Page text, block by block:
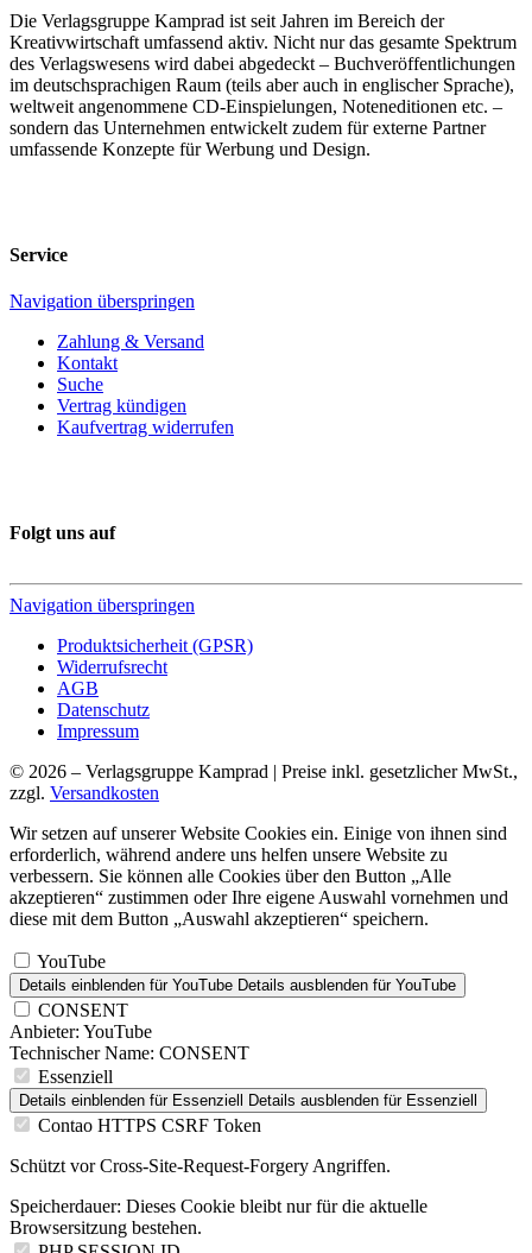
Die Verlagsgruppe Kamprad ist seit Jahren im Bereich der
Kreativwirtschaft umfassend aktiv. Nicht nur das gesamte Spektrum
des Verlagswesens wird dabei abgedeckt – Buchveröffentlichungen
im deutschsprachigen Raum (teils aber auch in englischer Sprache),
weltweit angenommene CD-Einspielungen, Noteneditionen etc. –
sondern das Unternehmen entwickelt zudem für externe Partner
umfassende Konzepte für Werbung und Design.
Service
Navigation überspringen
Zahlung & Versand
Kontakt
Suche
Vertrag kündigen
Kaufvertrag widerrufen
Folgt uns auf
Navigation überspringen
Produktsicherheit (GPSR)
Widerrufsrecht
AGB
Datenschutz
Impressum
© 2026 – Verlagsgruppe Kamprad | Preise inkl. gesetzlicher MwSt.,
zzgl. Versandkosten
Wir setzen auf unserer Website Cookies ein. Einige von ihnen sind
erforderlich, während andere uns helfen unsere Website zu
verbessern. Sie können alle Cookies über den Button „Alle
akzeptieren“ zustimmen oder Ihre eigene Auswahl vornehmen und
diese mit dem Button „Auswahl akzeptieren“ speichern.
YouTube
Details einblenden für YouTube Details ausblenden für YouTube
CONSENT
Anbieter: YouTube
Technischer Name: CONSENT
Essenziell
Details einblenden für Essenziell Details ausblenden für Essenziell
Contao HTTPS CSRF Token
Schützt vor Cross-Site-Request-Forgery Angriffen.
Speicherdauer: Dieses Cookie bleibt nur für die aktuelle
Browsersitzung bestehen.